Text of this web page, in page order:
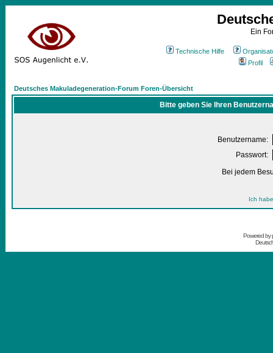
Ein
Technische Hilfe
Profil
Deutsches Makuladegeneration-Forum Foren-Übersicht
Bitte geben Sie Ihren
Benutzername:
Passwort:
Bei jedem
Ich
Powered by